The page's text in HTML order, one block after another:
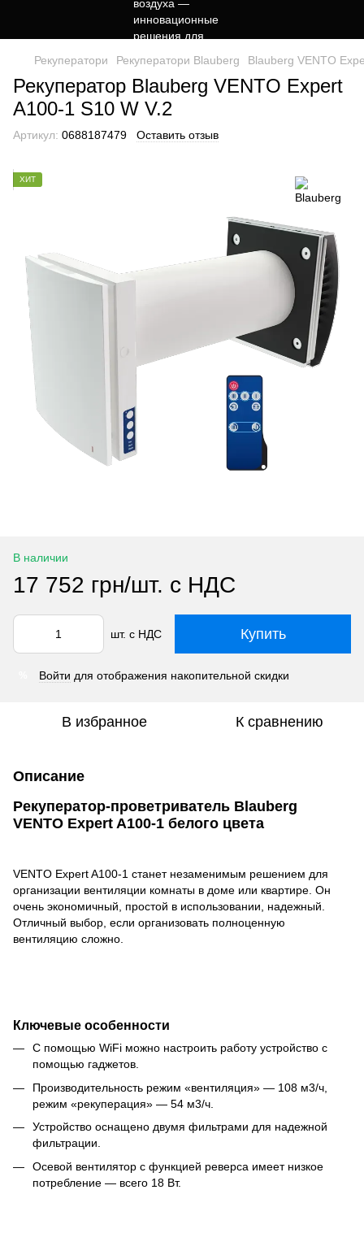
Рекуператори Рекуператори Blauberg Blauberg VENTO
Рекуператор Blauberg VENTO Expert
A100-1 S10 W V.2
Артикул: 0688187479 Оставить отзыв
ХИТ
В наличии
17 752 грн/шт. с НДС
шт. с НДС Купить
Войти для отображения накопительной скидки
В избранное К сравнению
Описание
Рекуператор-проветриватель Blauberg
VENTO Expert A100-1 белого цвета
VENTO Expert A100-1 станет незаменимым решением для
организации вентиляции комнаты в доме или квартире. Он
очень экономичный, простой в использовании, надежный.
Отличный выбор, если организовать полноценную
вентиляцию сложно.
Ключевые особенности
С помощью WiFi можно настроить работу устройство с
помощью гаджетов.
Производительность режим «вентиляция» — 108 м3/ч,
режим «рекуперация» — 54 м3/ч.
Устройство оснащено двумя фильтрами для надежной
фильтрации.
Осевой вентилятор с функцией реверса имеет низкое
потребление — всего 18 Вт.